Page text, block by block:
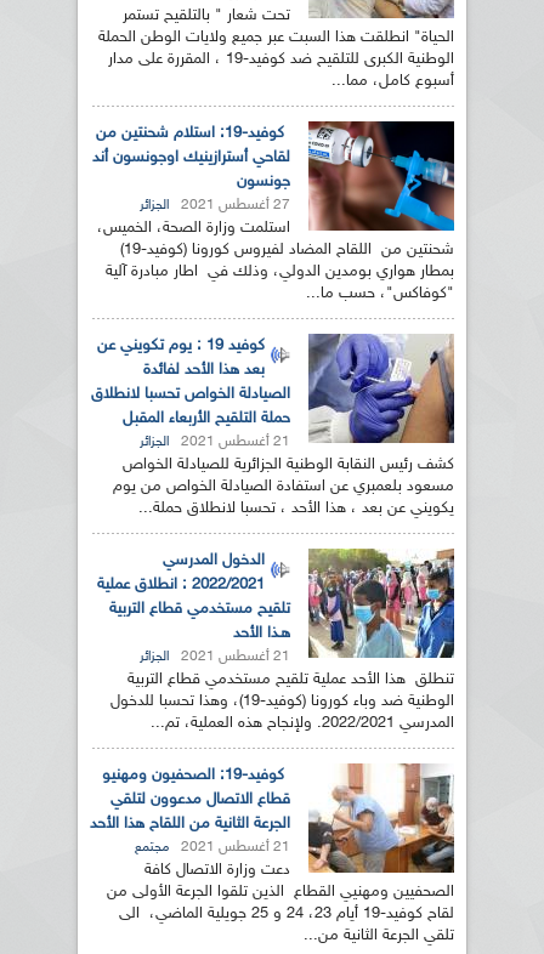
تحت شعار " بالتلقيح تستمر
الحياة" انطلقت هذا السبت عبر جميع ولايات الوطن الحملة
الوطنية الكبرى للتلقيح ضد كوفيد-19 ، المقررة على مدار
أسبوع كامل، مما...
كوفيد-19: استلام شحنتين من
لقاحي أسترازينيك اوجونسون أند
جونسون
27 أغسطس 2021 الجزائر
استلمت وزارة الصحة، الخميس،
شحنتين من اللقاح المضاد لفيروس كورونا (كوفيد-19)
بمطار هواري بومدين الدولي، وذلك في اطار مبادرة آلية
"كوفاكس"، حسب ما...
كوفيد 19 : يوم تكويني عن
بعد هذا الأحد لفائدة
الصيادلة الخواص تحسبا لانطلاق
حملة التلقيح الأربعاء المقبل
21 أغسطس 2021 الجزائر
كشف رئيس النقابة الوطنية الجزائرية للصيادلة الخواص
مسعود بلعمبري عن استفادة الصيادلة الخواص من يوم
يكويني عن بعد ، هذا الأحد ، تحسبا لانطلاق حملة...
الدخول المدرسي
2022/2021 : انطلاق عملية
تلقيح مستخدمي قطاع التربية
هـذا الأحد
21 أغسطس 2021 الجزائر
تنطلق هذا الأحد عملية تلقيح مستخدمي قطاع التربية
الوطنية ضد وباء كورونا (كوفيد-19)، وهذا تحسبا للدخول
المدرسي 2022/2021. ولإنجاح هذه العملية، تم...
كوفيد-19: الصحفيون ومهنيو
قطاع الاتصال مدعوون لتلقي
الجرعة الثانية من اللقاح هذا الأحد
21 أغسطس 2021 مجتمع
دعت وزارة الاتصال كافة
الصحفيين ومهنيي القطاع الذين تلقوا الجرعة الأولى من
لقاح كوفيد-19 أيام 23، 24 و 25 جويلية الماضي، الى
تلقي الجرعة الثانية من...